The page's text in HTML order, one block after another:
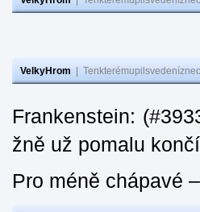
VelkyHrom
Frankenstein:
žně už pomalu
Pro méně chápavé